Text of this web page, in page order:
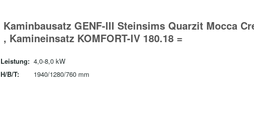
Kaminbausatz GENF-III Steinsims Quarzit Mocca
, Kamineinsatz KOMFORT-IV 180.18 =
Leistung: 4,0-8,0 kW
H/B/T:
1940/1280/760 mm